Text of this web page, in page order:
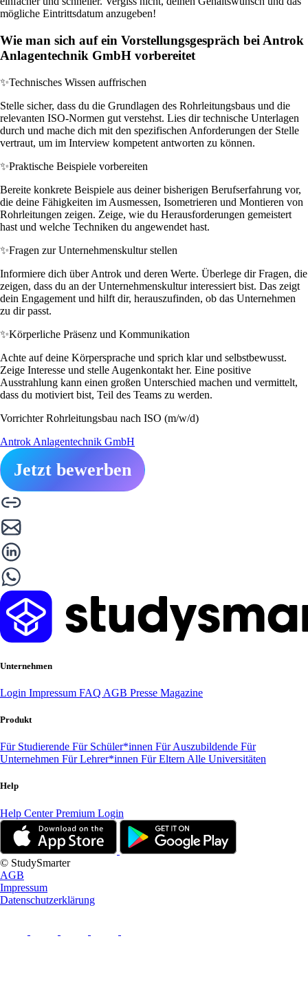
mögliche Eintrittsdatum anzugeben!
Wie man sich auf ein Vorstellungsgespräch bei Antrok
Anlagentechnik GmbH vorbereitet
✨Technisches Wissen auffrischen
Stelle sicher, dass du die Grundlagen des Rohrleitungsbaus und die
relevanten ISO-Normen gut verstehst. Lies dir technische Unterlagen
durch und mache dich mit den spezifischen Anforderungen der Stelle
vertraut, um im Interview kompetent antworten zu können.
✨Praktische Beispiele vorbereiten
Bereite konkrete Beispiele aus deiner bisherigen Berufserfahrung vor,
die deine Fähigkeiten im Ausmessen, Isometrieren und Montieren von
Rohrleitungen zeigen. Zeige, wie du Herausforderungen gemeistert
hast und welche Techniken du angewendet hast.
✨Fragen zur Unternehmenskultur stellen
Informiere dich über Antrok und deren Werte. Überlege dir Fragen, die
zeigen, dass du an der Unternehmenskultur interessiert bist. Das zeigt
dein Engagement und hilft dir, herauszufinden, ob das Unternehmen
zu dir passt.
✨Körperliche Präsenz und Kommunikation
Achte auf deine Körpersprache und sprich klar und selbstbewusst.
Zeige Interesse und stelle Augenkontakt her. Eine positive
Ausstrahlung kann einen großen Unterschied machen und vermittelt,
dass du motiviert bist, Teil des Teams zu werden.
Vorrichter Rohrleitungsbau nach ISO (m/w/d)
Antrok Anlagentechnik GmbH
Jetzt bewerben
Unternehmen
Login Impressum FAQ AGB Presse Magazine
Produkt
Für Studierende Für Schüler*innen Für Auszubildende Für
Unternehmen Für Lehrer*innen Für Eltern Alle Universitäten
Help
Help CenterPremium Login
© StudySmarter
AGB
Impressum
Datenschutzerklärung